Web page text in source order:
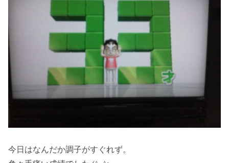
今日はなんだか調子がすぐれず。